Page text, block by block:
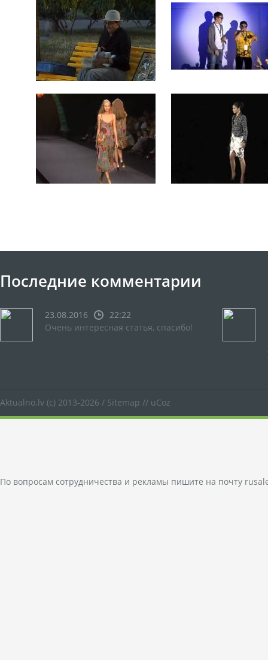
Последние комментарии
23.08.2016
22:22
Очень интересная статья, спасибо!
Aktualno.lv (c) 2013-2026 / Sitemap // uCoz
По вопросам сотрудничества и рекламы пишите на почту